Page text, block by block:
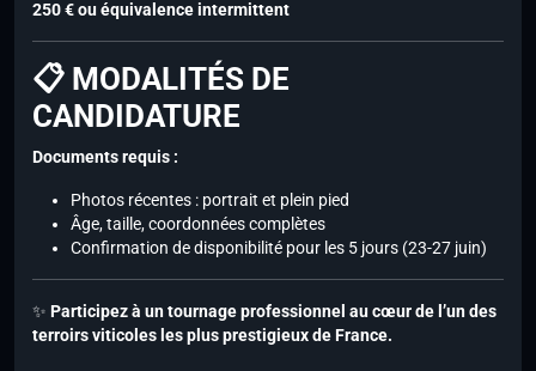
250 € ou équivalence intermittent
📋 MODALITÉS DE
CANDIDATURE
Documents requis :
Photos récentes : portrait et plein pied
Âge, taille, coordonnées complètes
Confirmation de disponibilité pour les 5 jours (23-27 juin)
✨ Participez à un tournage professionnel au cœur de l’un des
terroirs viticoles les plus prestigieux de France.